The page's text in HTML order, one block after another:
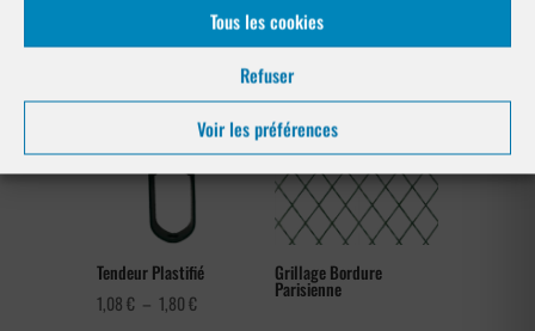
Tous les cookies
Refuser
Voir les préférences
Les produits de clôtures utilisés
à Conségudes 06510
Tendeur Plastifié
1,08€ – 1,80€Plage
Grillage Bordure
Parisienne